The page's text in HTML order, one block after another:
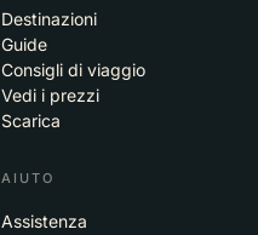
Destinazioni
Guide
Consigli di viaggio
Vedi i prezzi
Scarica
AIUTO
Assistenza